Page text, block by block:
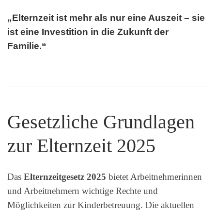
„Elternzeit ist mehr als nur eine Auszeit – sie
ist eine Investition in die Zukunft der
Familie.“
Gesetzliche Grundlagen
zur Elternzeit 2025
Das Elternzeitgesetz 2025 bietet Arbeitnehmerinnen
und Arbeitnehmern wichtige Rechte und
Möglichkeiten zur Kinderbetreuung. Die aktuellen